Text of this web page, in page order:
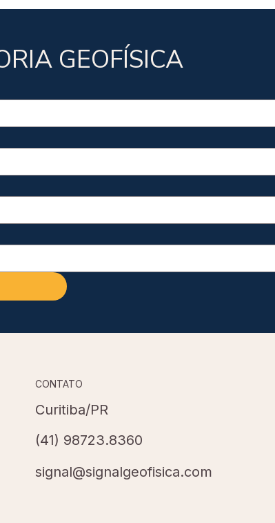
GEOFÍSICA
CONTATO
Curitiba/PR
(41) 98723.8360
signal@signalgeofisica.com